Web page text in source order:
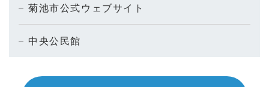
菊池市公式ウェブサイト
中央公民館